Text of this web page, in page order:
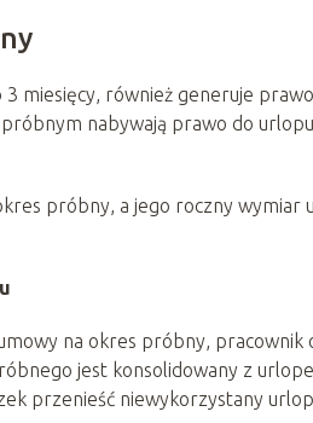
miesięcy, również generuje
nabywają prawo do
próbny, a jego roczny wymiar
na okres próbny,
jest konsolidowany z
przenieść niewykorzystany